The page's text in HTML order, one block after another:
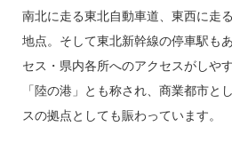
南北に走る東北自動車道、東西に走
地点。そして東北新幹線の停車駅も
セス・県内各所へのアクセスがしや
「陸の港」とも称され、商業都市と
スの拠点としても賑わっています。